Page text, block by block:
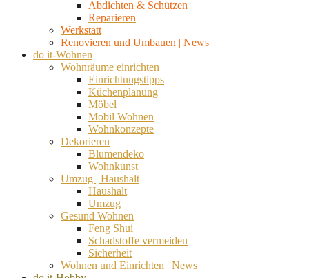
Abdichten & Schützen
Reparieren
Werkstatt
Renovieren und Umbauen | News
do it-Wohnen
Wohnräume einrichten
Einrichtungstipps
Küchenplanung
Möbel
Mobil Wohnen
Wohnkonzepte
Dekorieren
Blumendeko
Wohnkunst
Umzug | Haushalt
Haushalt
Umzug
Gesund Wohnen
Feng Shui
Schadstoffe vermeiden
Sicherheit
Wohnen und Einrichten | News